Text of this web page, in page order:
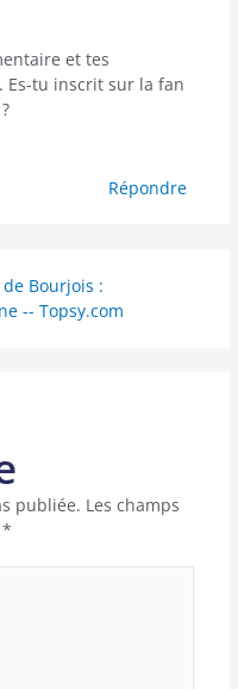
et tes
Es-tu inscrit sur la fan
Répondre
Bourjois :
-- Topsy.com
publiée. Les champs
*